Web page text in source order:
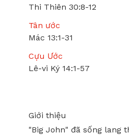
Thi Thiên 30:8-12
Tân ước
Mác 13:1-31
Cựu Ước
Lê-vi Ký 14:1-57
Giới thiệu
"Big John" đã sống lang